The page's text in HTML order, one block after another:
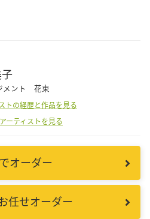
メント 花束
トの経歴と作品を見る
ーティストを見る
オーダー
任せオーダー